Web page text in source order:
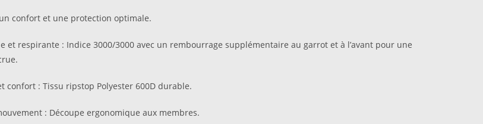
confort et une protection optimale.
et respirante : Indice 3000/3000 avec un rembourrage supplémentaire au garrot et à l’avant pour une
confort : Tissu ripstop Polyester 600D durable.
: Découpe ergonomique aux membres.